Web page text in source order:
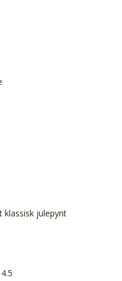
julepynt